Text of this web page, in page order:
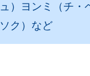
）ヨンミ（チ
ク）など